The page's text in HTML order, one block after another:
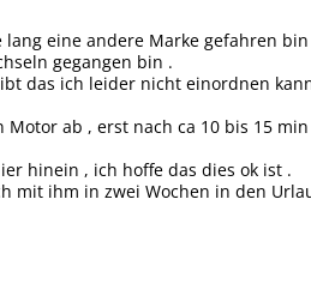
lang eine andere Marke gefahren
gegangen bin .
das ich leider nicht einordnen
ab , erst nach ca 10 bis 15
hinein , ich hoffe das dies ok ist .
mit ihm in zwei Wochen in den